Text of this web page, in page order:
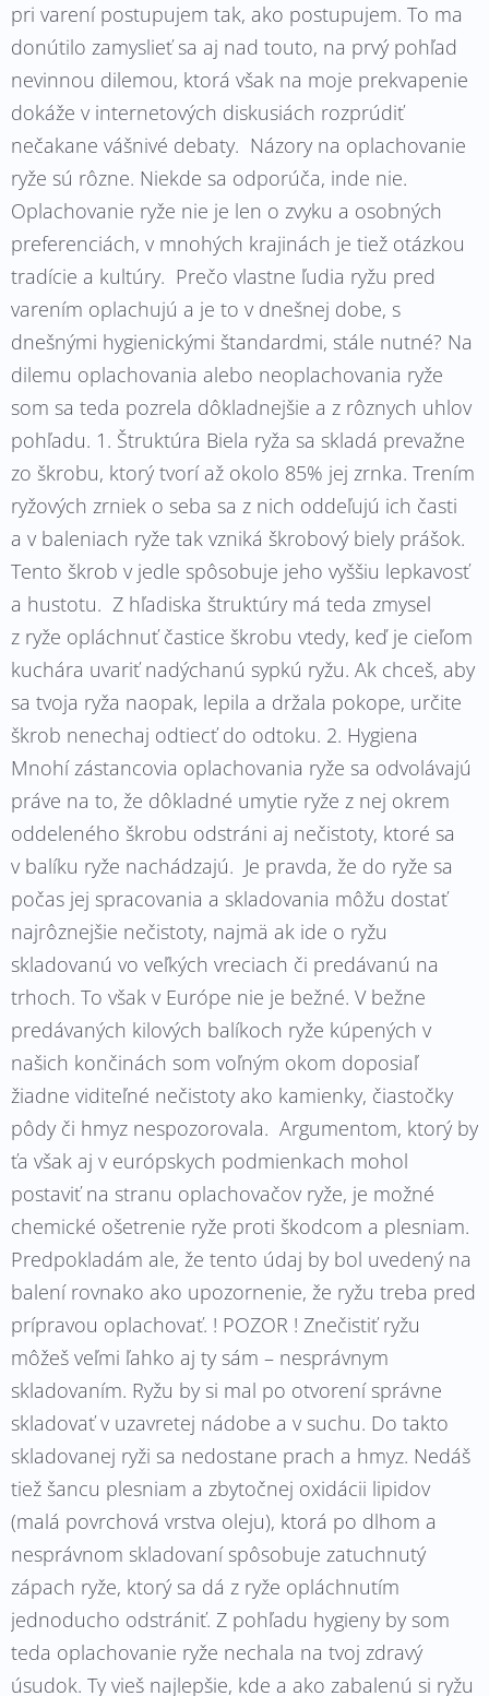
pri varení postupujem tak, ako postupujem. To ma
donútilo zamyslieť sa aj nad touto, na prvý pohľad
nevinnou dilemou, ktorá však na moje prekvapenie
dokáže v internetových diskusiách rozprúdiť
nečakane vášnivé debaty. Názory na oplachovanie
ryže sú rôzne. Niekde sa odporúča, inde nie.
Oplachovanie ryže nie je len o zvyku a osobných
preferenciách, v mnohých krajinách je tiež otázkou
tradície a kultúry. Prečo vlastne ľudia ryžu pred
varením oplachujú a je to v dnešnej dobe, s
dnešnými hygienickými štandardmi, stále nutné? Na
dilemu oplachovania alebo neoplachovania ryže
som sa teda pozrela dôkladnejšie a z rôznych uhlov
pohľadu. 1. Štruktúra Biela ryža sa skladá prevažne
zo škrobu, ktorý tvorí až okolo 85% jej zrnka. Trením
ryžových zrniek o seba sa z nich oddeľujú ich časti
a v baleniach ryže tak vzniká škrobový biely prášok.
Tento škrob v jedle spôsobuje jeho vyššiu lepkavosť
a hustotu. Z hľadiska štruktúry má teda zmysel
z ryže opláchnuť častice škrobu vtedy, keď je cieľom
kuchára uvariť nadýchanú sypkú ryžu. Ak chceš, aby
sa tvoja ryža naopak, lepila a držala pokope, určite
škrob nenechaj odtiecť do odtoku. 2. Hygiena
Mnohí zástancovia oplachovania ryže sa odvolávajú
práve na to, že dôkladné umytie ryže z nej okrem
oddeleného škrobu odstráni aj nečistoty, ktoré sa
v balíku ryže nachádzajú. Je pravda, že do ryže sa
počas jej spracovania a skladovania môžu dostať
najrôznejšie nečistoty, najmä ak ide o ryžu
skladovanú vo veľkých vreciach či predávanú na
trhoch. To však v Európe nie je bežné. V bežne
predávaných kilových balíkoch ryže kúpených v
našich končinách som voľným okom doposiaľ
žiadne viditeľné nečistoty ako kamienky, čiastočky
pôdy či hmyz nespozorovala. Argumentom, ktorý by
ťa však aj v európskych podmienkach mohol
postaviť na stranu oplachovačov ryže, je možné
chemické ošetrenie ryže proti škodcom a plesniam.
Predpokladám ale, že tento údaj by bol uvedený na
balení rovnako ako upozornenie, že ryžu treba pred
prípravou oplachovať. ! POZOR ! Znečistiť ryžu
môžeš veľmi ľahko aj ty sám – nesprávnym
skladovaním. Ryžu by si mal po otvorení správne
skladovať v uzavretej nádobe a v suchu. Do takto
skladovanej ryži sa nedostane prach a hmyz. Nedáš
tiež šancu plesniam a zbytočnej oxidácii lipidov
(malá povrchová vrstva oleju), ktorá po dlhom a
nesprávnom skladovaní spôsobuje zatuchnutý
zápach ryže, ktorý sa dá z ryže opláchnutím
jednoducho odstrániť. Z pohľadu hygieny by som
teda oplachovanie ryže nechala na tvoj zdravý
úsudok. Ty vieš najlepšie, kde a ako zabalenú si ryžu